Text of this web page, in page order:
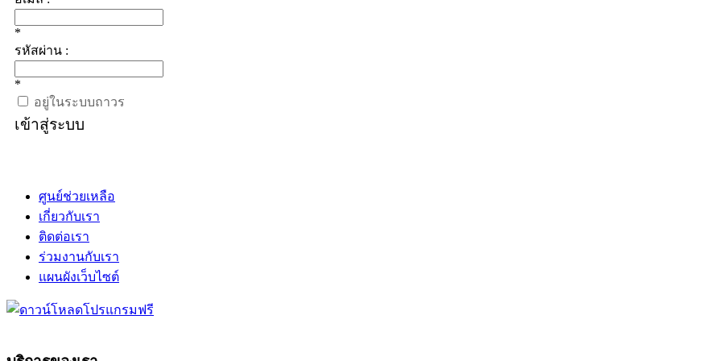
*
รหัสผ่าน :
*
อยู่ในระบบถาวร
เข้าสู่ระบบ
ศูนย์ช่วยเหลือ
เกี่ยวกับเรา
ติดต่อเรา
ร่วมงานกับเรา
แผนผังเว็บไซต์